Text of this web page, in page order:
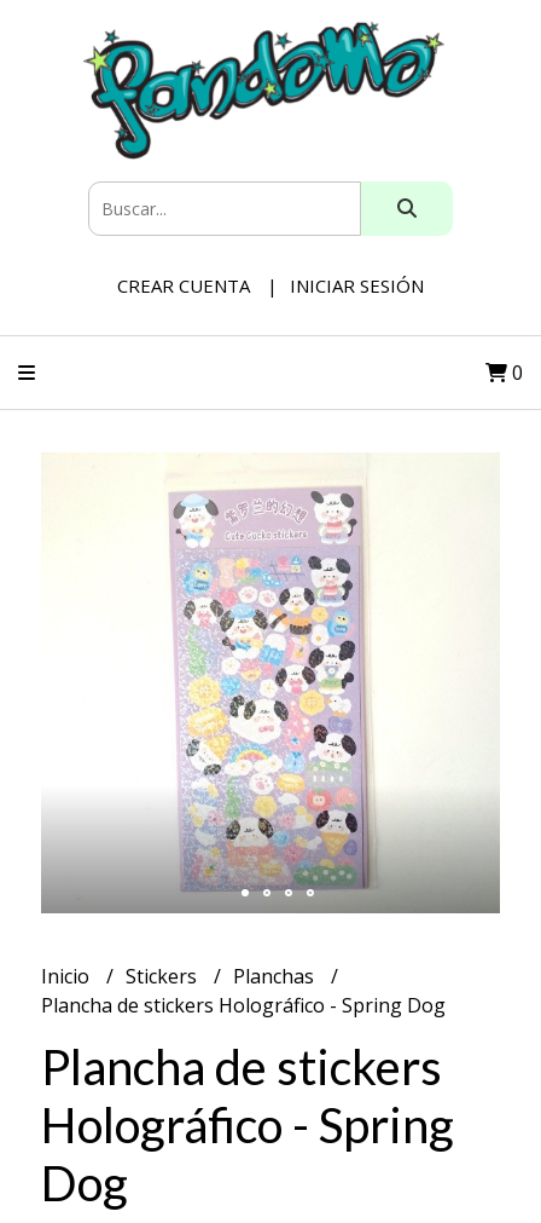
CREAR CUENTA INICIAR SESIÓN
0
Inicio Stickers
Planchas
Plancha de stickers Holográfico - Spring Dog
Plancha de stickers
Holográfico - Spring
Dog